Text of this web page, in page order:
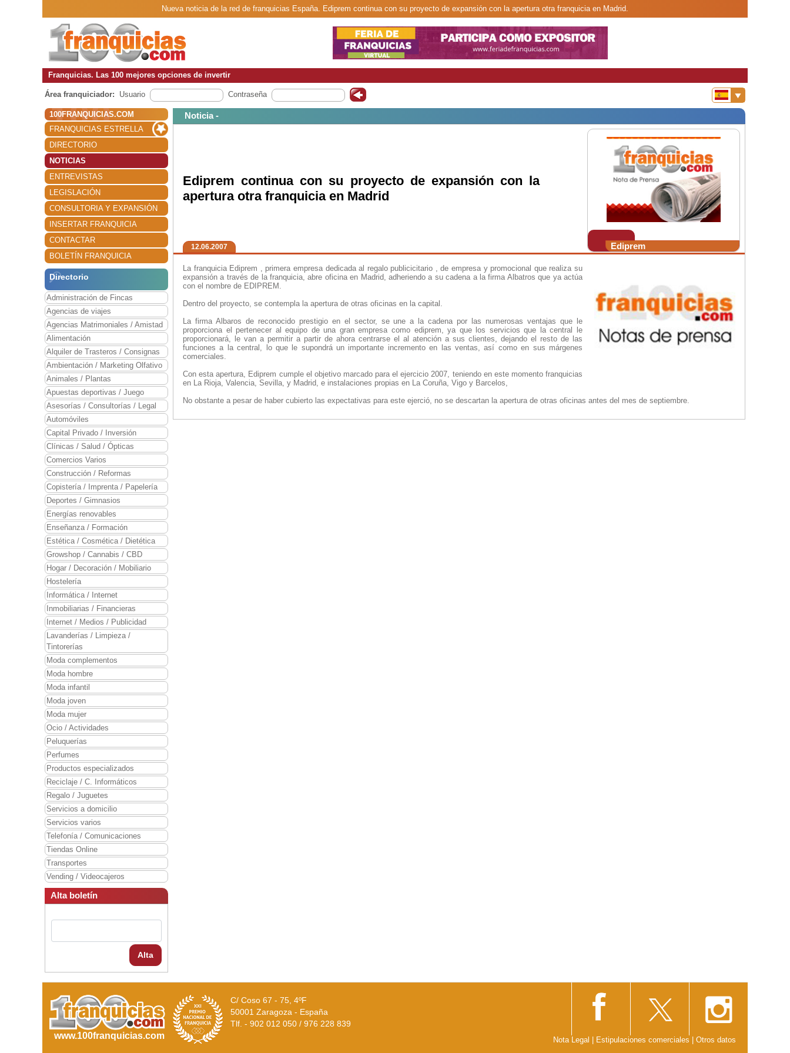
Nueva noticia de la red de franquicias España. Ediprem continua con su proyecto de expansión con la apertura otra franquicia en Madrid.
Franquicias. Las 100 mejores opciones de invertir
Área franquiciador: Usuario Contraseña
100FRANQUICIAS.COM
FRANQUICIAS ESTRELLA
DIRECTORIO
NOTICIAS
ENTREVISTAS
LEGISLACIÓN
CONSULTORIA Y EXPANSIÓN
INSERTAR FRANQUICIA
CONTACTAR
BOLETÍN FRANQUICIA
Directorio
Administración de Fincas
Agencias de viajes
Agencias Matrimoniales / Amistad
Alimentación
Alquiler de Trasteros / Consignas
Ambientación / Marketing Olfativo
Animales / Plantas
Apuestas deportivas / Juego
Asesorías / Consultorías / Legal
Automóviles
Capital Privado / Inversión
Clínicas / Salud / Ópticas
Comercios Varios
Construcción / Reformas
Copistería / Imprenta / Papelería
Deportes / Gimnasios
Energías renovables
Enseñanza / Formación
Estética / Cosmética / Dietética
Growshop / Cannabis / CBD
Hogar / Decoración / Mobiliario
Hostelería
Informática / Internet
Inmobiliarias / Financieras
Internet / Medios / Publicidad
Lavanderías / Limpieza /
Tintorerías
Moda complementos
Moda hombre
Moda infantil
Moda joven
Moda mujer
Ocio / Actividades
Peluquerías
Perfumes
Productos especializados
Reciclaje / C. Informáticos
Regalo / Juguetes
Servicios a domicilio
Servicios varios
Telefonía / Comunicaciones
Tiendas Online
Transportes
Vending / Videocajeros
Alta boletín
Alta
Noticia -
Ediprem
Ediprem continua con su proyecto de expansión con la
apertura otra franquicia en Madrid
12.06.2007
La franquicia Ediprem , primera empresa dedicada al regalo publicicitario , de empresa y promocional que realiza su
expansión a través de la franquicia, abre oficina en Madrid, adheriendo a su cadena a la firma Albatros que ya actúa
con el nombre de EDIPREM.
Dentro del proyecto, se contempla la apertura de otras oficinas en la capital.
La firma Albaros de reconocido prestigio en el sector, se une a la cadena por las numerosas ventajas que le
proporciona el pertenecer al equipo de una gran empresa como ediprem, ya que los servicios que la central le
proporcionará, le van a permitir a partir de ahora centrarse el al atención a sus clientes, dejando el resto de las
funciones a la central, lo que le supondrá un importante incremento en las ventas, así como en sus márgenes
comerciales.
Con esta apertura, Ediprem cumple el objetivo marcado para el ejercicio 2007, teniendo en este momento franquicias
en La Rioja, Valencia, Sevilla, y Madrid, e instalaciones propias en La Coruña, Vigo y Barcelos,
No obstante a pesar de haber cubierto las expectativas para este ejerció, no se descartan la apertura de otras oficinas antes del mes de septiembre.
www.100franquicias.com
C/ Coso 67 - 75, 4ºF
50001 Zaragoza - España
Tlf. - 902 012 050 / 976 228 839
Nota Legal Estipulaciones comerciales Otros datos